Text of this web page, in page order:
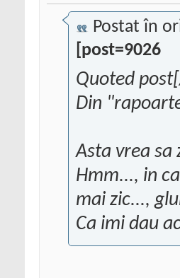
Postat în
[post=9026
Quoted
Din
Asta vrea
Hmm..., in
mai zic...,
Ca imi dau